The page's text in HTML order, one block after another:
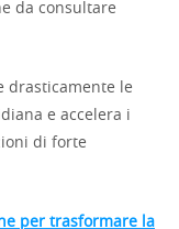
da consultare
drasticamente le
e accelera i
di forte
per trasformare la